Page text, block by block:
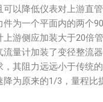
可以降低仪表对上游直
为一个平面内的两个
上游侧应加装大于20倍
量计加装了变径整流
，其阻力远远小于传统
为原来的1/3，量程比